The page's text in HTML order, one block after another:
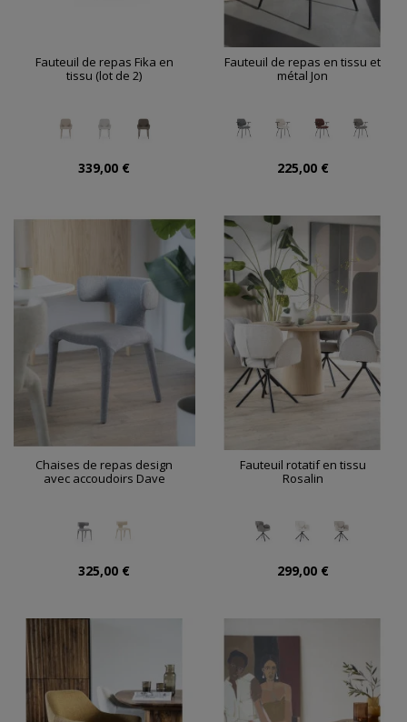
Fauteuil de repas Fika en
tissu (lot de 2)
339,00 €
Fauteuil de repas en tissu et
métal Jon
225,00 €
Chaises de repas design
avec accoudoirs Dave
325,00 €
Fauteuil rotatif en tissu
Rosalin
299,00 €